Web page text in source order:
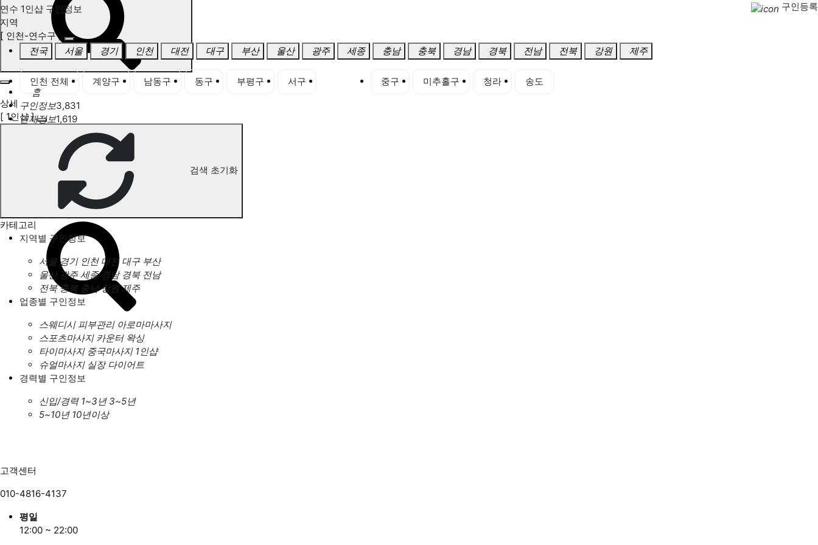
홈
구인정보3,831
인재정보1,619
고객센터
전국업체정보 마사지가이드
업체 서비스 관리
개인 서비스 관리
연수 1인샵 구인정보
구인등록
지역
[ 인천-연수구 ]
전국
서울 경기 인천 대전 대구 부산 울산 광주 세종 충남 충북 경남 경북 전남 전북 강원 제주
인천 전체 계양구 남동구 동구 부평구 서구 중구 미추홀구 청라
송도
상세
[ 1인샵 ]
검색 초기화
카테고리
지역별 구인정보
서울 경기 인천 대전 대구 부산
울산 광주 세종 경남 경북 전남
전북 충북 충남 강원 제주
업종별 구인정보
스웨디시 피부관리 아로마마사지
스포츠마사지 카운터 왁싱
타이마사지 중국마사지 1인샵
슈얼마사지 실장 다이어트
경력별 구인정보
신입/경력 1~3년 3~5년
5~10년 10년이상
고객센터
010-4816-4137
평일
12:00 ~ 22:00